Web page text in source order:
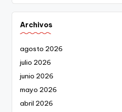
Archivos
agosto 2026
julio 2026
junio 2026
mayo 2026
abril 2026